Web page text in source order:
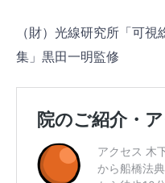
（財）光線研究所「可
集」黒田一明監修